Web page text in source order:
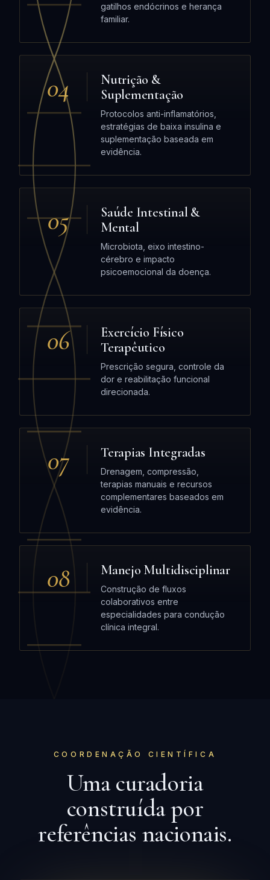
gatilhos endócrinos e herança
familiar.
04
Nutrição &
Suplementação
Protocolos anti-inflamatórios,
estratégias de baixa insulina e
suplementação baseada em
evidência.
05
Saúde Intestinal &
Mental
Microbiota, eixo intestino-
cérebro e impacto
psicoemocional da doença.
06
Exercício Físico
Terapêutico
Prescrição segura, controle da
dor e reabilitação funcional
direcionada.
07 Terapias Integradas
Drenagem, compressão,
terapias manuais e recursos
complementares baseados em
evidência.
08 Manejo Multidisciplinar
Construção de fluxos
colaborativos entre
especialidades para condução
clínica integral.
COORDENAÇÃO CIENTÍFICA
Uma curadoria
construída por
referências nacionais.